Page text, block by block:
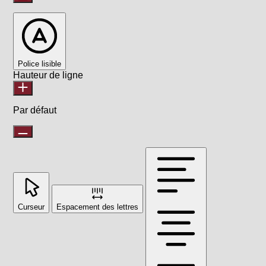
Police lisible
Hauteur de ligne
Par défaut
Curseur Espacement des lettres